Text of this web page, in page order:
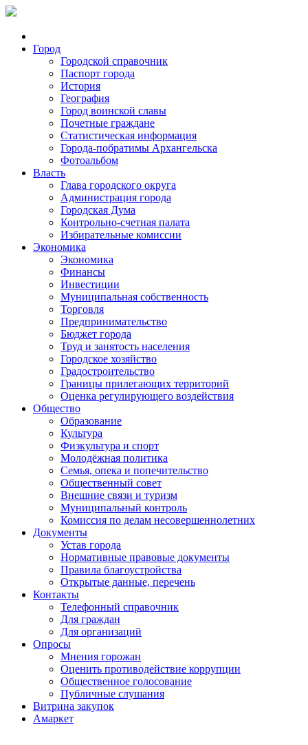
Город
Городской справочник
Паспорт города
История
География
Город воинской славы
Почетные граждане
Статистическая информация
Города-побратимы Архангельска
Фотоальбом
Власть
Глава городского округа
Администрация города
Городская Дума
Контрольно-счетная палата
Избирательные комиссии
Экономика
Экономика
Финансы
Инвестиции
Муниципальная собственность
Торговля
Предпринимательство
Бюджет города
Труд и занятость населения
Городское хозяйство
Градостроительство
Границы прилегающих территорий
Оценка регулирующего воздействия
Общество
Образование
Культура
Физкультура и спорт
Молодёжная политика
Семья, опека и попечительство
Общественный совет
Внешние связи и туризм
Муниципальный контроль
Комиссия по делам несовершеннолетних
Документы
Устав города
Нормативные правовые документы
Правила благоустройства
Открытые данные, перечень
Контакты
Телефонный справочник
Для граждан
Для организаций
Опросы
Мнения горожан
Оценить противодействие коррупции
Общественное голосование
Публичные слушания
Витрина закупок
Амаркет